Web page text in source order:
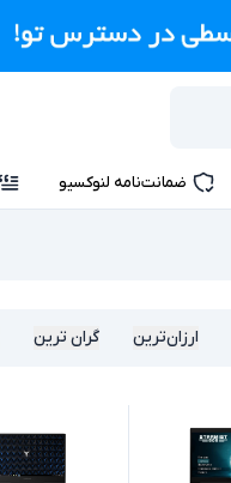
ضمانت‌نامه لنوکسیو
ارزان‌ترین گران ترین